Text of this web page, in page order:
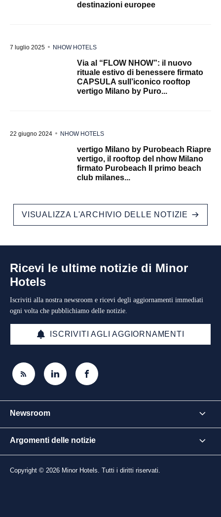
destinazioni europee
7 luglio 2025 NHOW HOTELS
Via al “FLOW NHOW”: il nuovo
rituale estivo di benessere firmato
CAPSULA sull’iconico rooftop
vertigo Milano by Puro...
22 giugno 2024 NHOW HOTELS
vertigo Milano by Purobeach Riapre
vertigo, il rooftop del nhow Milano
firmato Purobeach Il primo beach
club milanes...
VISUALIZZA L'ARCHIVIO DELLE NOTIZIE
Ricevi le ultime notizie di Minor
Hotels
Iscriviti alla nostra newsroom e ricevi degli aggiornamenti immediati
ogni volta che pubblichiamo delle notizie.
ISCRIVITI AGLI AGGIORNAMENTI
Newsroom
Argomenti delle notizie
Copyright © 2026 Minor Hotels. Tutti i diritti riservati.